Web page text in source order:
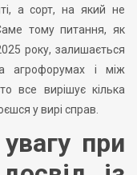
а сорт, на який не
тому питання, як
року, залишається
агрофорумах і між
все вирішує кілька
у вирі справ.
при